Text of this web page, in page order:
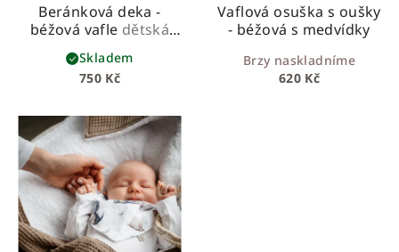
Beránková deka -
béžová vafle dětská
beránková deka z
vafloviny a hebkého
beránka
750 Kč
Skladem
Vaflová osuška s oušky
- béžová s medvídky
620 Kč
Brzy naskladníme